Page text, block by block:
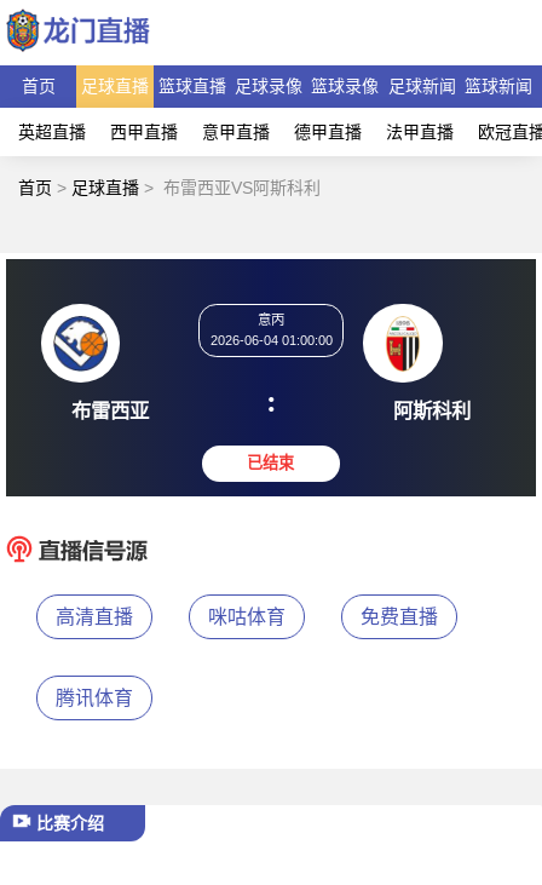
首页 足球直播 篮球直播 足球录像 篮球录像 足球新闻 篮球新闻
英超直播 西甲直播 意甲直播 德甲直播 法甲直播 欧冠直
首页 > 足球直播 > 布雷西亚VS阿斯科利
布雷西亚
2026-06-04 01:00:00
: 阿斯
高清直播 咪咕体育 免费直播
腾讯体育
比赛介绍